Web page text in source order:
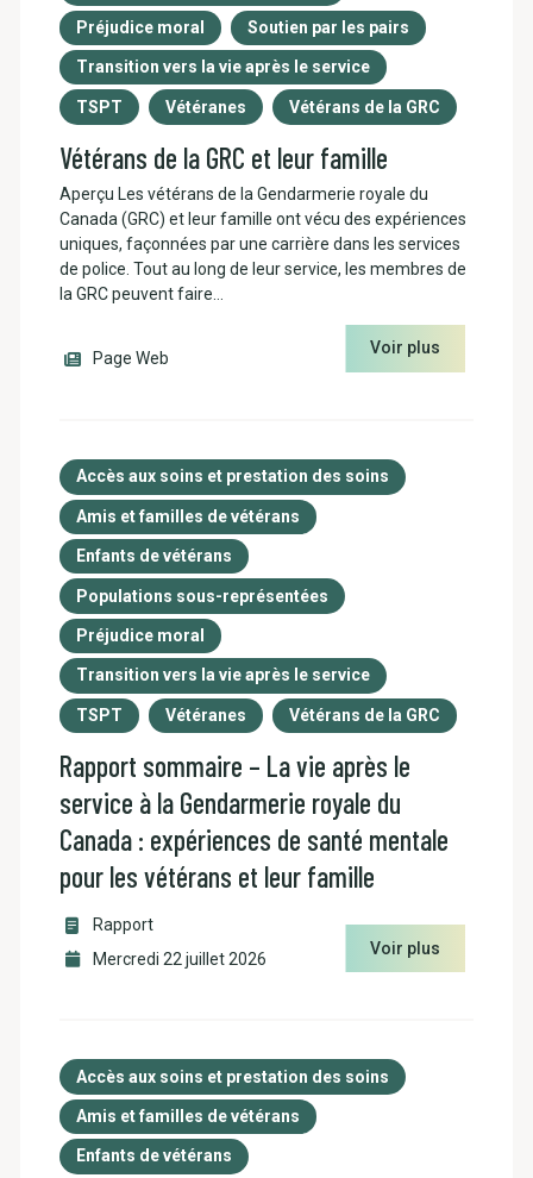
Préjudice moral Soutien par les pairs
Transition vers la vie après le service
TSPT Vétéranes Vétérans de la GRC
Vétérans de la GRC et leur famille
Aperçu Les vétérans de la Gendarmerie royale du
Canada (GRC) et leur famille ont vécu des expériences
uniques, façonnées par une carrière dans les services
de police. Tout au long de leur service, les membres de
la GRC peuvent faire…
Page Web
Voir plus
Accès aux soins et prestation des soins
Amis et familles de vétérans
Enfants de vétérans
Populations sous-représentées
Préjudice moral
Transition vers la vie après le service
TSPT Vétéranes Vétérans de la GRC
Rapport sommaire – La vie après le
service à la Gendarmerie royale du
Canada : expériences de santé mentale
pour les vétérans et leur famille
Rapport
Mercredi 22 juillet 2026
Voir plus
Accès aux soins et prestation des soins
Amis et familles de vétérans
Enfants de vétérans